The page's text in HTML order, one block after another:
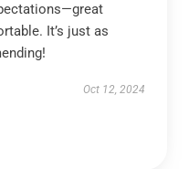
It’s just as
Oct 12, 2024